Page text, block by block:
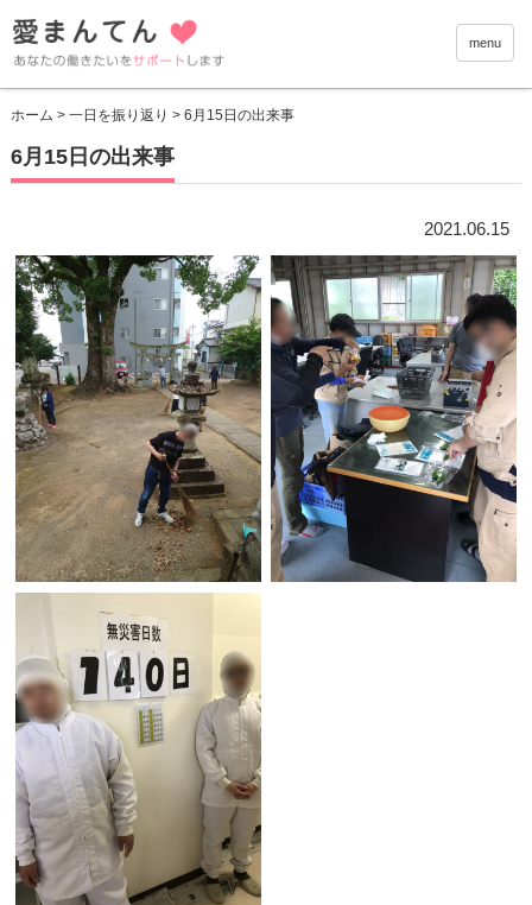
愛まん
menu
ホーム > 一日を振り返り > 6月15日の出来事
6月15日の出来事
2021.06.15